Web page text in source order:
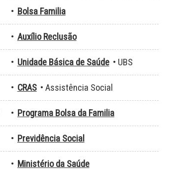
• Bolsa Familia
• Auxílio Reclusão
• Unidade Básica de Saúde • UBS
• CRAS • Assistência Social
• Programa Bolsa da Familia
• Previdência Social
• Ministério da Saúde